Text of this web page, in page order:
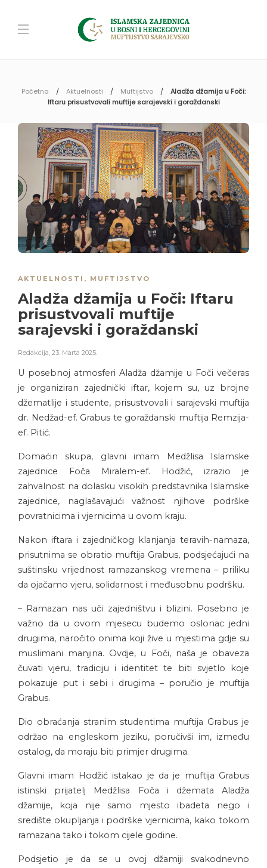
Početna Aktuelnosti Muftijstvo
Aladža džamija u Foči:
Iftaru prisustvovali muftije sarajevski i goraždanski
AKTUELNOSTI , MUFTIJSTVO
Aladža džamija u Foči: Iftaru
prisustvovali muftije
sarajevski i goraždanski
Redakcija, 23. Marta 2025.
U posebnoj atmosferi Aladža džamije u Foči večeras
je organiziran zajednički iftar, kojem su, uz brojne
džematlije i studente, prisustvovali i sarajevski muftija
dr. Nedžad-ef. Grabus te goraždanski muftija Remzija-
ef. Pitić.
Domaćin skupa, glavni imam Medžlisa Islamske
zajednice Foča Miralem-ef. Hodžić, izrazio je
zahvalnost na dolasku visokih predstavnika Islamske
zajednice, naglašavajući važnost njihove podrške
povratnicima i vjernicima u ovom kraju.
Nakon iftara i zajedničkog klanjanja teravih-namaza,
prisutnima se obratio muftija Grabus, podsjećajući na
suštinsku vrijednost ramazanskog vremena – priliku
da ojačamo vjeru, solidarnost i međusobnu podršku.
– Ramazan nas uči zajedništvu i blizini. Posebno je
važno da u ovom mjesecu budemo oslonac jedni
drugima, naročito onima koji žive u mjestima gdje su
muslimani manjina. Ovdje, u Foči, naša je obaveza
čuvati vjeru, tradiciju i identitet te biti svjetlo koje
pokazuje put i sebi i drugima – poručio je muftija
Grabus.
Dio obraćanja stranim studentima muftija Grabus je
održao na engleskom jeziku, poručivši im, između
ostalog, da moraju biti primjer drugima.
Glavni imam Hodžić istakao je da je muftija Grabus
istinski prijatelj Medžlisa Foča i džemata Aladža
džamije, koja nije samo mjesto ibadeta nego i
središte okupljanja i podrške vjernicima, kako tokom
ramazana tako i tokom cijele godine.
Podsjetio je da se u ovoj džamiji svakodnevno